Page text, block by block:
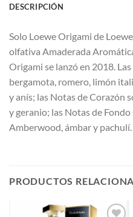
DESCRIPCIÓN
Solo Loewe Origami de
olfativa Amaderada
Origami se lanzó en 2018.
bergamota, romero, limón
y anís; las Notas de Corazón
y geranio; las Notas de
Amberwood, ámbar y pachulí.
PRODUCTOS